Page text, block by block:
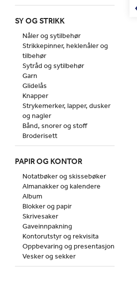
SY OG STRIKK
Nåler og sytilbehør
Strikkepinner, heklenåler og
tilbehør
Sytråd og sytilbehør
Garn
Glidelås
Knapper
Strykemerker, lapper, dusker
og nagler
Bånd, snorer og stoff
Broderisett
PAPIR OG KONTOR
Notatbøker og skissebøker
Almanakker og kalendere
Album
Blokker og papir
Skrivesaker
Gaveinnpakning
Kontorutstyr og rekvisita
Oppbevaring og presentasjon
Vesker og sekker